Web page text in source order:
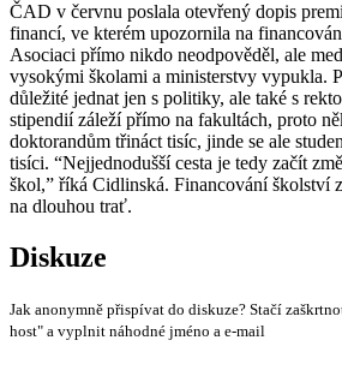
ČAD v červnu poslala otevřený dopis
financí, ve kterém upozornila na
Asociaci přímo nikdo neodpověděl, ale
vysokými školami a ministerstvy vypukla.
důležité jednat jen s politiky, ale také s
stipendií záleží přímo na fakultách, proto
doktorandům třináct tisíc, jinde se ale
tisíci. “Nejjednodušší cesta je tedy začít
škol,” říká Cidlinská. Financování školství
na dlouhou trať.
Diskuze
Jak anonymně přispívat do diskuze? Stačí
host" a vyplnit náhodné jméno a e-mail